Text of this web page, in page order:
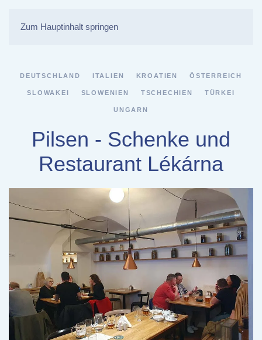
Zum Hauptinhalt springen
DEUTSCHLAND ITALIEN KROATIEN ÖSTERREICH
SLOWAKEI SLOWENIEN TSCHECHIEN TÜRKEI
UNGARN
Pilsen - Schenke und
Restaurant Lékárna